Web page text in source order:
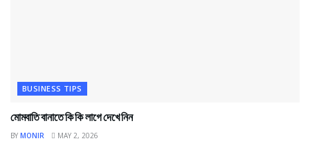
BUSINESS TIPS
মোমবাতি বানাতে কি কি লাগে দেখে নিন
BY MONIR MAY 2, 2026